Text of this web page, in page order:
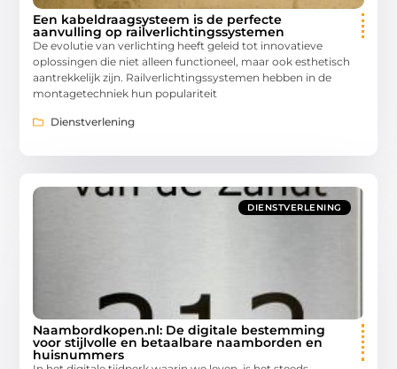
Een kabeldraagsysteem is de perfecte
aanvulling op railverlichtingssystemen
De evolutie van verlichting heeft geleid tot innovatieve
oplossingen die niet alleen functioneel, maar ook esthetisch
aantrekkelijk zijn. Railverlichtingssystemen hebben in de
montagetechniek hun populariteit
Dienstverlening
DIENSTVERLENING
Naambordkopen.nl: De digitale bestemming
voor stijlvolle en betaalbare naamborden en
huisnummers